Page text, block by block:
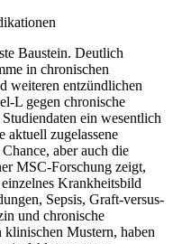
Baustein. Deutlich
in chronischen
weiteren entzündlichen
L gegen chronische
ein wesentlich
aktuell zugelassene
aber auch die
MSC-Forschung zeigt,
Krankheitsbild
Sepsis, Graft-versus-
und chronische
Mustern, haben